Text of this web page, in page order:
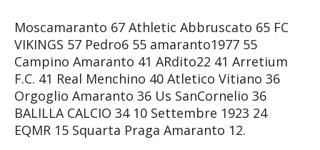
Moscamaranto 67 Athletic Abbruscato 65 FC
VIKINGS 57 Pedro6 55 amaranto1977 55
Campino Amaranto 41 ARdito22 41 Arretium
F.C. 41 Real Menchino 40 Atletico Vitiano 36
Orgoglio Amaranto 36 Us SanCornelio 36
BALILLA CALCIO 34 10 Settembre 1923 24
EQMR 15 Squarta Praga Amaranto 12.